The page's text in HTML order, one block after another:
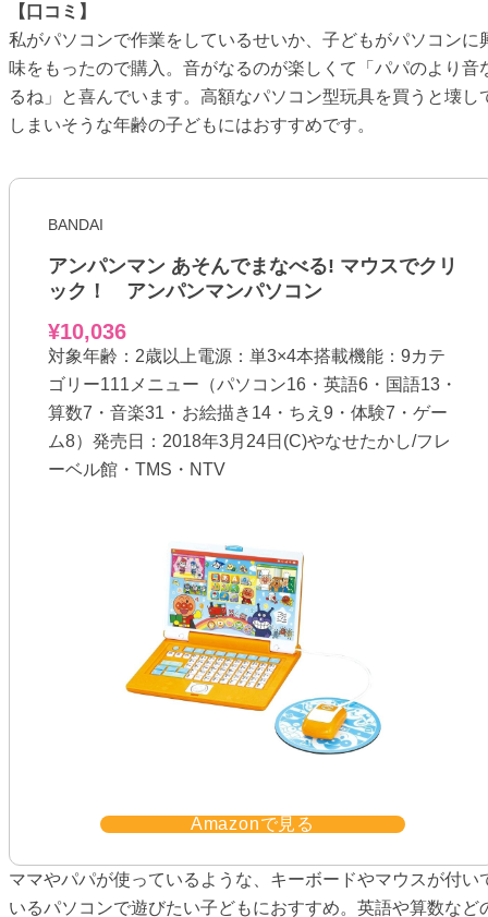
【口コミ】
私がパソコンで作業をしているせいか、子どもがパソコンに
味をもったので購入。音がなるのが楽しくて「パパのより音
るね」と喜んでいます。高額なパソコン型玩具を買うと壊し
しまいそうな年齢の子どもにはおすすめです。
BANDAI
アンパンマン あそんでまなべる! マウスでクリ
ック！ アンパンマンパソコン
¥10,036
対象年齢：2歳以上電源：単3×4本搭載機能：9カテ
ゴリー111メニュー（パソコン16・英語6・国語13・
算数7・音楽31・お絵描き14・ちえ9・体験7・ゲー
ム8）発売日：2018年3月24日(C)やなせたかし/フレ
ーベル館・TMS・NTV
Amazonで見る
ママやパパが使っているような、キーボードやマウスが付い
いるパソコンで遊びたい子どもにおすすめ。英語や算数など